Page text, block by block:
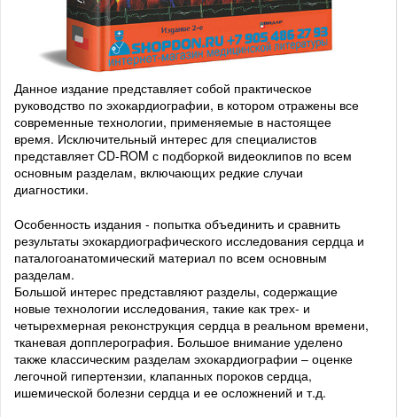
Данное издание представляет собой практическое
руководство по эхокардиографии, в котором отражены все
современные технологии, применяемые в настоящее
время. Исключительный интерес для специалистов
представляет CD-ROM с подборкой видеоклипов по всем
основным разделам, включающих редкие случаи
диагностики.
Особенность издания - попытка объединить и сравнить
результаты эхокардиографического исследования сердца и
паталогоанатомический материал по всем основным
разделам.
Большой интерес представляют разделы, содержащие
новые технологии исследования, такие как трех- и
четырехмерная реконструкция сердца в реальном времени,
тканевая допплерография. Большое внимание уделено
также классическим разделам эхокардиографии – оценке
легочной гипертензии, клапанных пороков сердца,
ишемической болезни сердца и ее осложнений и т.д.